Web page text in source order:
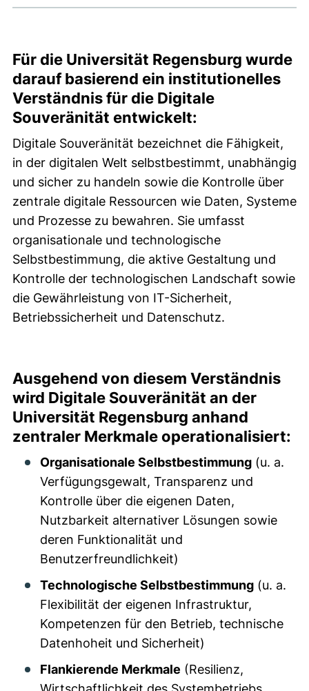
Für die Universität Regensburg wurde
darauf basierend ein institutionelles
Verständnis für die Digitale
Souveränität entwickelt:
Digitale Souveränität bezeichnet die Fähigkeit,
in der digitalen Welt selbstbestimmt, unabhängig
und sicher zu handeln sowie die Kontrolle über
zentrale digitale Ressourcen wie Daten, Systeme
und Prozesse zu bewahren. Sie umfasst
organisationale und technologische
Selbstbestimmung, die aktive Gestaltung und
Kontrolle der technologischen Landschaft sowie
die Gewährleistung von IT-Sicherheit,
Betriebssicherheit und Datenschutz.
Ausgehend von diesem Verständnis
wird Digitale Souveränität an der
Universität Regensburg anhand
zentraler Merkmale operationalisiert:
Organisationale Selbstbestimmung (u. a.
Verfügungsgewalt, Transparenz und
Kontrolle über die eigenen Daten,
Nutzbarkeit alternativer Lösungen sowie
deren Funktionalität und
Benutzerfreundlichkeit)
Technologische Selbstbestimmung (u. a.
Flexibilität der eigenen Infrastruktur,
Kompetenzen für den Betrieb, technische
Datenhoheit und Sicherheit)
Flankierende Merkmale (Resilienz,